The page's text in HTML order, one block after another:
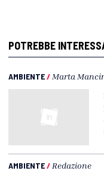
POTREBBE
AMBIENTE/Marta
AMBIENTE/Redazione